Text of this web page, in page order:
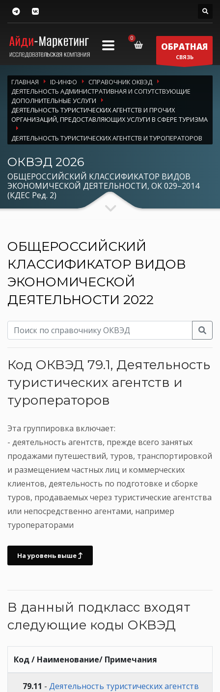
ОБРАТНАЯ
СВЯЗЬ
ГЛАВНАЯ ID-ИНФО
СПРАВОЧНИК ОКВЭД
ДЕЯТЕЛЬНОСТЬ АДМИНИСТРАТИВНАЯ И СОПУТСТВУЮЩИЕ
ДОПОЛНИТЕЛЬНЫЕ УСЛУГИ
ДЕЯТЕЛЬНОСТЬ ТУРИСТИЧЕСКИХ АГЕНТСТВ И ПРОЧИХ
ОРГАНИЗАЦИЙ, ПРЕДОСТАВЛЯЮЩИХ УСЛУГИ В СФЕРЕ ТУРИЗМА
ДЕЯТЕЛЬНОСТЬ ТУРИСТИЧЕСКИХ АГЕНТСТВ И ТУРОПЕРАТОРОВ
ОКВЭД 2026
ОБЩЕРОССИЙСКИЙ КЛАССИФИКАТОР ВИДОВ
ЭКОНОМИЧЕСКОЙ ДЕЯТЕЛЬНОСТИ, ОК 029–2014
(КДЕС Ред. 2)
ОБЩЕРОССИЙСКИЙ
КЛАССИФИКАТОР ВИДОВ
ЭКОНОМИЧЕСКОЙ
ДЕЯТЕЛЬНОСТИ 2022
Код ОКВЭД 79.1, Деятельность
туристических агентств и
туроператоров
Эта группировка включает:
- деятельность агентств, прежде всего занятых
продажами путешествий, туров, транспортировкой
и размещением частных лиц и коммерческих
клиентов, деятельность по подготовке и сборке
туров, продаваемых через туристические агентства
или непосредственно агентами, например
туроператорами
На уровень выше
В данный подкласс входят
следующие коды ОКВЭД
Код / Наименование/ Примечания
79.11 - Деятельность туристических агентств